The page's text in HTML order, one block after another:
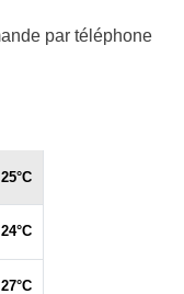
par téléphone